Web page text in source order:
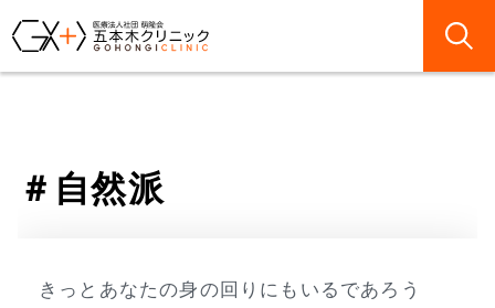
自然派
きっとあなたの身の回りにもいるであろう